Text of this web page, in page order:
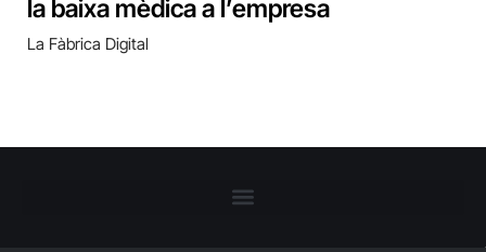
la baixa mèdica a l’empresa
La Fàbrica Digital